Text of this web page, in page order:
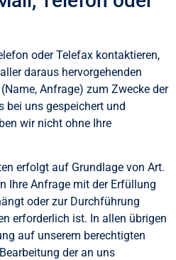
oder Telefax kontaktieren,
daraus hervorgehenden
Anfrage) zum Zwecke der
bei uns gespeichert und
wir nicht ohne Ihre
erfolgt auf Grundlage von Art.
Ihre Anfrage mit der Erfüllung
oder zur Durchführung
erforderlich ist. In allen übrigen
auf unserem berechtigten
der an uns